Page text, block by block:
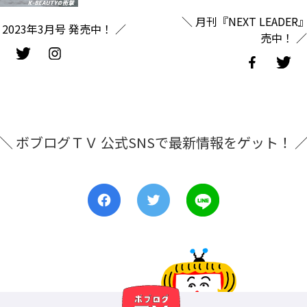
年3月号 発売中！ ／
＼ 月刊『NEXT LEADER
売中！ ／
＼ ボブログＴＶ 公式SNSで最新情報をゲット！